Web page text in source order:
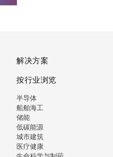
解决方案
按行业浏览
半导体
船舶海工
储能
低碳能源
城市建筑
医疗健康